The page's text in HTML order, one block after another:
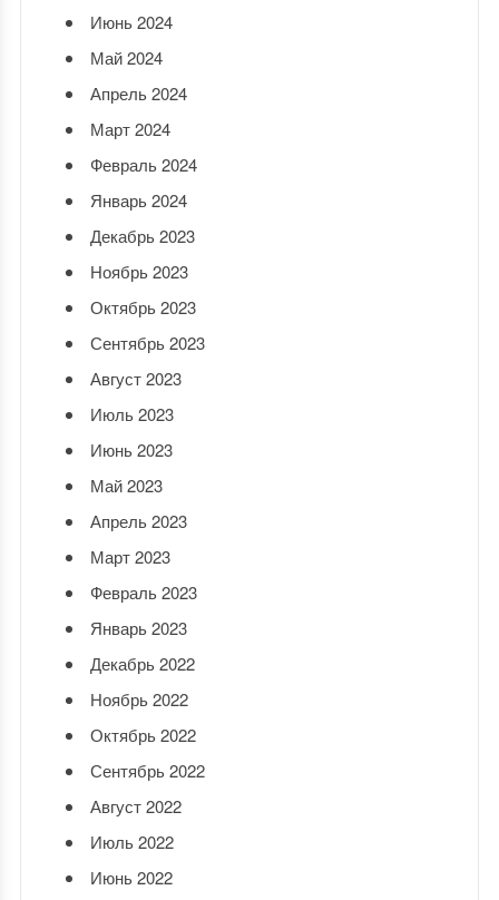
Июнь 2024
Май 2024
Апрель 2024
Март 2024
Февраль 2024
Январь 2024
Декабрь 2023
Ноябрь 2023
Октябрь 2023
Сентябрь 2023
Август 2023
Июль 2023
Июнь 2023
Май 2023
Апрель 2023
Март 2023
Февраль 2023
Январь 2023
Декабрь 2022
Ноябрь 2022
Октябрь 2022
Сентябрь 2022
Август 2022
Июль 2022
Июнь 2022